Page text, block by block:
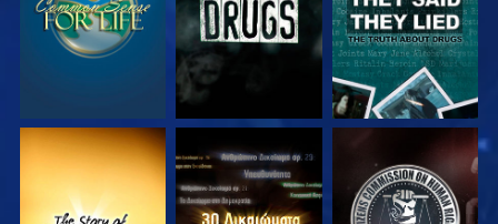
ΠΑΡΑΚΟΛΟΥΘΗΣΤΕ ΠΑΡΑΚΟΛΟΥΘΗΣΤΕ ΠΑΡΑΚΟΛΟΥΘΗΣΤΕ